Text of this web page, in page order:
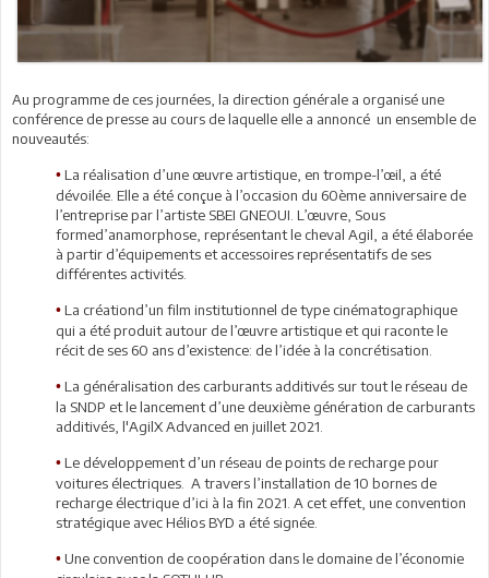
Au programme de ces journées, la direction générale a organisé une
conférence de presse au cours de laquelle elle a annoncé un ensemble de
nouveautés:
• La réalisation d’une œuvre artistique, en trompe-l’œil, a été
dévoilée. Elle a été conçue à l’occasion du 60ème anniversaire de
l’entreprise par l’artiste SBEI GNEOUI. L’œuvre, Sous
formed’anamorphose, représentant le cheval Agil, a été élaborée
à partir d’équipements et accessoires représentatifs de ses
différentes activités.
• La créationd’un film institutionnel de type cinématographique
qui a été produit autour de l’œuvre artistique et qui raconte le
récit de ses 60 ans d’existence: de l’idée à la concrétisation.
• La généralisation des carburants additivés sur tout le réseau de
la SNDP et le lancement d’une deuxième génération de carburants
additivés, l'AgilX Advanced en juillet 2021.
• Le développement d’un réseau de points de recharge pour
voitures électriques. A travers l’installation de 10 bornes de
recharge électrique d’ici à la fin 2021. A cet effet, une convention
stratégique avec Hélios BYD a été signée.
• Une convention de coopération dans le domaine de l’économie